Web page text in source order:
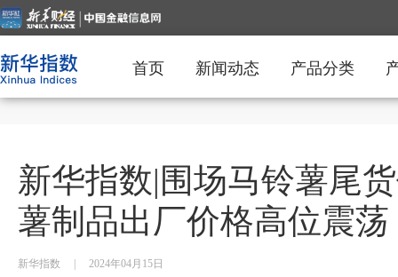
首页 新闻动态 产品分类
新华指数|围场马铃薯尾
薯制品出厂价格高位震荡
新华指数 2024年04月15日